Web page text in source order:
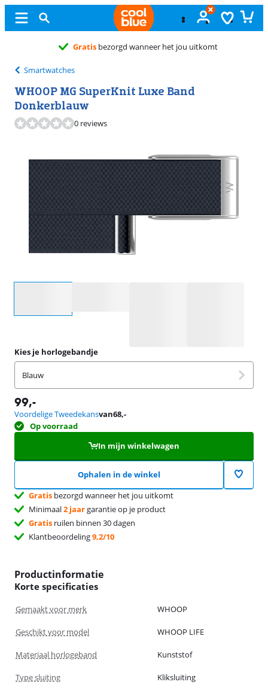
Smartwatches
WHOOP MG SuperKnit Luxe Band
Donkerblauw
0 reviews
Kies je horlogebandje
Blauw
99,-
Voordelige Tweedekansvan68,-
Op voorraad
In mijn winkelwagen
Ophalen in de winkel
Gratis bezorgd wanneer het jou uitkomt
Minimaal2 jaargarantie op je product
Gratis ruilen binnen 30 dagen
Klantbeoordeling9,2/10
Productinformatie
Korte specificaties
Gemaakt voor merk WHOOP
Geschikt voor model WHOOP LIFE
Materiaal horlogeband Kunststof
Type sluiting Kliksluiting